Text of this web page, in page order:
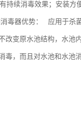
持续消毒效果；安装
毒器优势： 应用于杀
改变原水池结构，水池
毒，而且对水池和水池